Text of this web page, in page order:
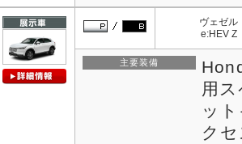
ヴェゼル
e:HEV Z
主要装備
用
ッ
ク